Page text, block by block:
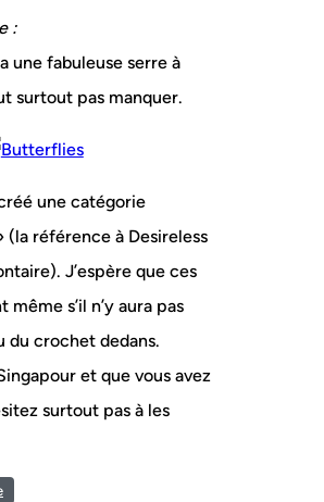
:
une fabuleuse serre à
surtout pas manquer.
une catégorie
(la référence à Desireless
J’espère que ces
s’il n’y aura pas
du crochet dedans.
et que vous avez
surtout pas à les